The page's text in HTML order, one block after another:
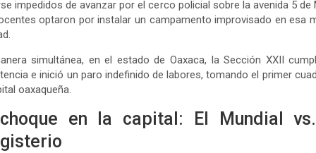
impedidos de avanzar por el cerco policial sobre la avenida 5 de
optaron por instalar un campamento improvisado en esa
simultánea, en el estado de Oaxaca, la Sección XXII
e inició un paro indefinido de labores, tomando el primer
oaxaqueña.
en la capital: El Mundial